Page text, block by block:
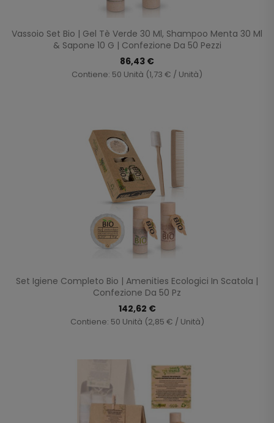
Vassoio Set Bio | Gel Tè Verde 30 Ml, Shampoo Menta 30 Ml
& Sapone 10 G | Confezione Da 50 Pezzi
86,43 €
Contiene: 50 Unità (1,73 € / Unità)
Set Igiene Completo Bio | Amenities Ecologici In Scatola |
Confezione Da 50 Pz
142,62 €
Contiene: 50 Unità (2,85 € / Unità)